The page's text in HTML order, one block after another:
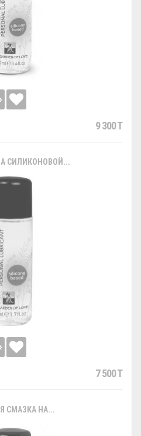
9 300 T
СИЛИКОНОВОЙ...
7 500 T
СМАЗКА НА...